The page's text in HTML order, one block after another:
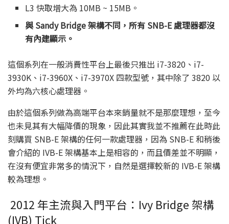
L3 快取增大為 10MB ~ 15MB。
與 Sandy Bridge 架構不同，所有 SNB-E 處理器都沒
有內建顯示。
這個系列在一般消費性平台上最後只推出 i7-3820、i7-
3930K、i7-3960X、i7-3970X 四款型號，其中除了 3820 以
外均為六核心處理器。
由於這個系列做為高端平台本來銷量就不是那麼理想，至今
也未見其有大幅降價的現象，因此其實我並不推薦在此時此
刻購買 SNB-E 架構的任何一款處理器，因為 SNB-E 和稍後
會介紹的 IVB-E 架構基本上是相容的，而且價差並不明顯，
在沒有便宜非常多的情況下，自然是選擇較新的 IVB-E 架構
較為理想。
2012 年主流與入門平台：Ivy Bridge 架構
(IVB) Tick